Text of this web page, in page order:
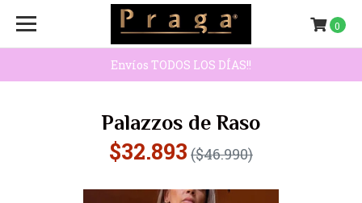
Envíos TODOS LOS DÍAS!!
0
Palazzos de Raso
$32.893 ($46.990)